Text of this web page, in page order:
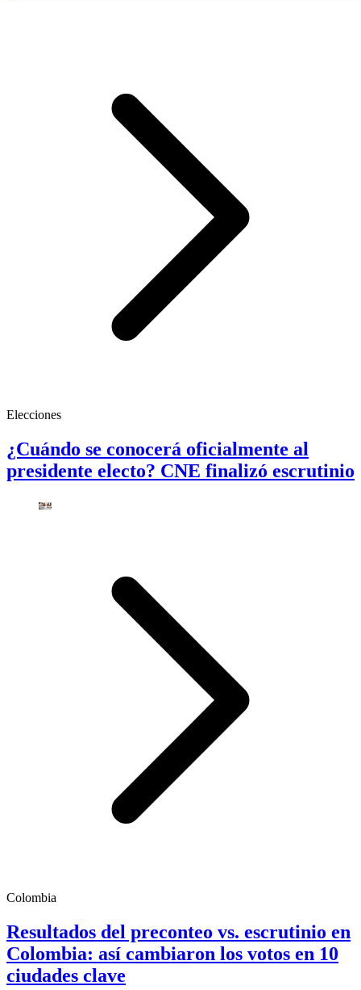
Elecciones
¿Cuándo se conocerá oficialmente al
presidente electo? CNE finalizó escrutinio
Colombia
Resultados del preconteo vs. escrutinio en
Colombia: así cambiaron los votos en 10
ciudades clave